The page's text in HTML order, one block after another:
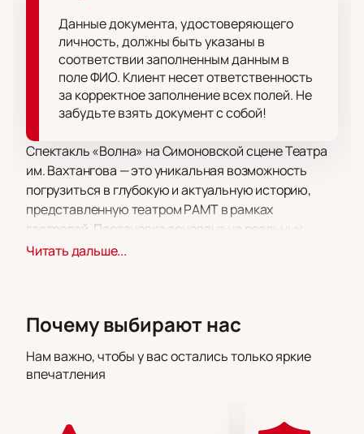
Данные документа, удостоверяющего
личность, должны быть указаны в
соответствии заполненным данным в
поле ФИО. Клиент несет ответственность
за корректное заполнение всех полей. Не
забудьте взять документ с собой!
Спектакль «Волна» на Симоновской сцене Театра
им. Вахтангова — это уникальная возможность
погрузиться в глубокую и актуальную историю,
представленную театром РАМТ в рамках
гастролей. Постановка основана на реальных
событиях и рассказывает о социальном
одной из американских школ, но его уроки
Симоновская сцена, расположенная в
историческом здании Театра им. Вахтангова,
полного погружения в сюжет спектакля.
Читать дальше...
Почему выбирают нас
Нам важно, чтобы у вас остались только яркие
впечатления